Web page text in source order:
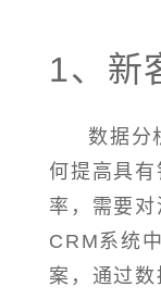
1、新
数据分
何提高具
率，需要
CRM系统
案，通过